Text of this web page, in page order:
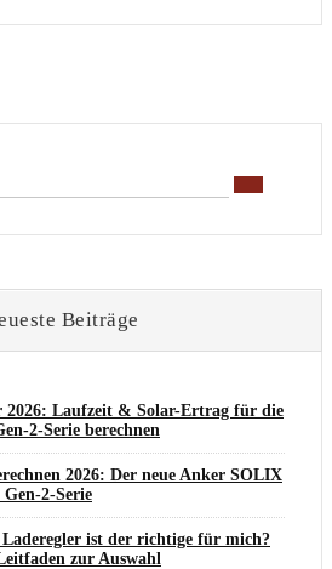
Beiträge
2026: Laufzeit & Solar-Ertrag für die
2-Serie berechnen
2026: Der neue Anker SOLIX
2-Serie
ist der richtige für mich?
zur Auswahl